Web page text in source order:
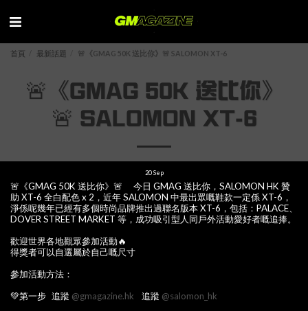
首頁 最新話題 🚨《GMAG 50K 送比你》🚨 SALOMON XT-6
🚨《GMAG 50K 送比你》
🚨 SALOMON XT-6
20Sep
🚨《GMAG 50K 送比你》🚨 今日 GMAG 送比你，SALOMON HK 贊
助 XT-6 全白配色 x 2，近年 SALOMON 中最出眾嘅鞋款一定係 XT-6，
淨係呢幾年已經有多個時尚品牌推出過聯名版本 XT-6，包括：PALACE、
DOVER STREET MARKET 等，成功吸引型人同戶外活動愛好者嘅追捧。
歡迎世界各地觀眾參加活動🔥
得獎者可以自選屬於自己嘅尺寸
參加活動方法：
💚第一步 追蹤 @gmagazine.hk 追蹤 @salomon_hk